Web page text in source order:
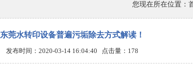
您现在所在位置：
东莞水转印设备普遍污垢除去方式解读！
发布时间：2020-03-14 16:04:40 点击量： 178